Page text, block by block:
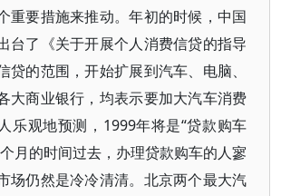
重要措施来推动。年初的时候，中国
台了《关于开展个人消费信贷的指导
贷的范围，开始扩展到汽车、电脑、
大商业银行，均表示要加大汽车消费
乐观地预测，1999年将是“贷款购车
月的时间过去，办理贷款购车的人寥
场仍然是冷冷清清。北京两个最大汽